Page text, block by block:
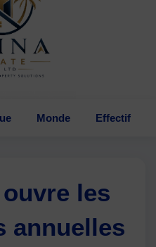
Monde Effectif
les
annuelles